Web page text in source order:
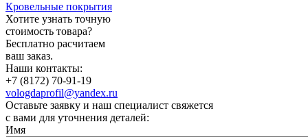
Кровельные покрытия
Хотите узнать точную
стоимость товара?
Бесплатно расчитаем
ваш заказ.
Наши контакты:
+7 (8172) 70-91-19
vologdaprofil@yandex.ru
Оставьте заявку и наш специалист свяжется
с вами для уточнения деталей:
Имя